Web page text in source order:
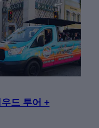
드 투어 +